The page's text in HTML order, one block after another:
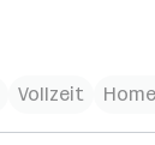
Vollzeit